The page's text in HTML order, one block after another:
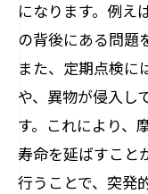
になります。例え
の背後にある問題
また、定期点検に
や、異物が侵入し
す。これにより、
寿命を延ばすこと
行うことで、突発